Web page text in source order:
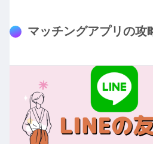
マッチングアプリの攻